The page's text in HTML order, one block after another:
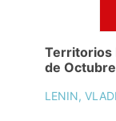
Territorios
de
LENIN,